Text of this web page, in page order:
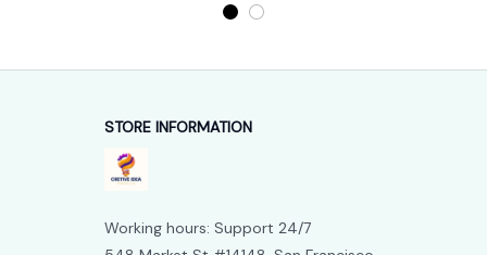
STORE INFORMATION
Working hours: Support 24/7